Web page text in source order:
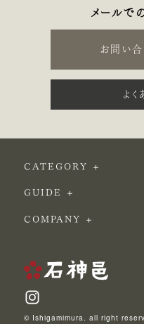
メールで
お問い合
よ
© Ishigamimura. all right
CATEGORY
GUIDE
COMPANY